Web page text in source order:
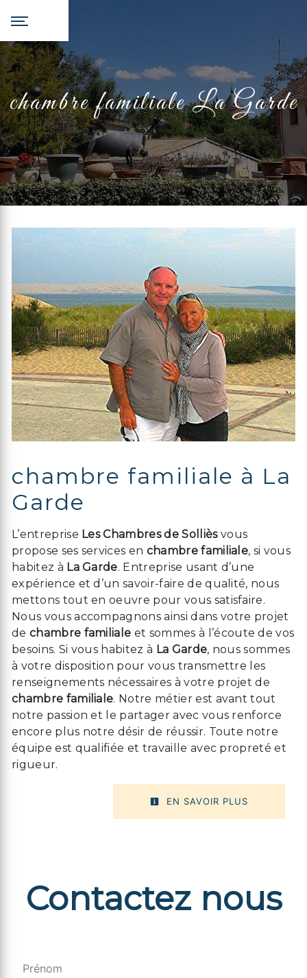
chambre familiale La Garde
chambre familiale à La
Garde
L’entreprise Les Chambres de Sollièsvous
propose ses services en chambre familiale, si vous
habitez à La Garde. Entreprise usant d’une
expérience et d’un savoir-faire de qualité, nous
mettons tout en oeuvre pour vous satisfaire.
Nous vous accompagnons ainsi dans votre projet
de chambre familiale et sommes à l’écoute de vos
besoins. Si vous habitez à La Garde, nous sommes
à votre disposition pour vous transmettre les
renseignements nécessaires à votre projet de
chambre familiale. Notre métier est avant tout
notre passion et le partager avec vous renforce
encore plus notre désir de réussir. Toute notre
équipe est qualifiée et travaille avec propreté et
rigueur.
EN SAVOIR PLUS
Contactez nous